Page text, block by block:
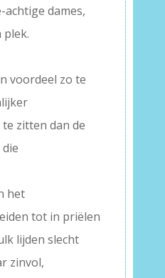
dames,
plek.
voordeel zo te
zitten dan de
het
tot in priëlen
lijden slecht
zinvol,